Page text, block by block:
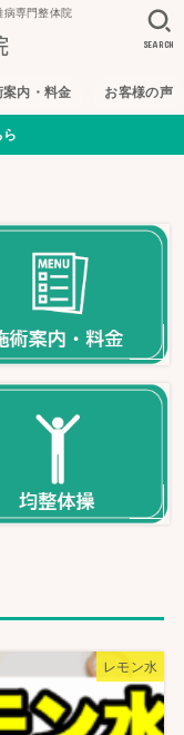
病専門整体院
案内・料金 お客様の声
SEARCH
レモン水